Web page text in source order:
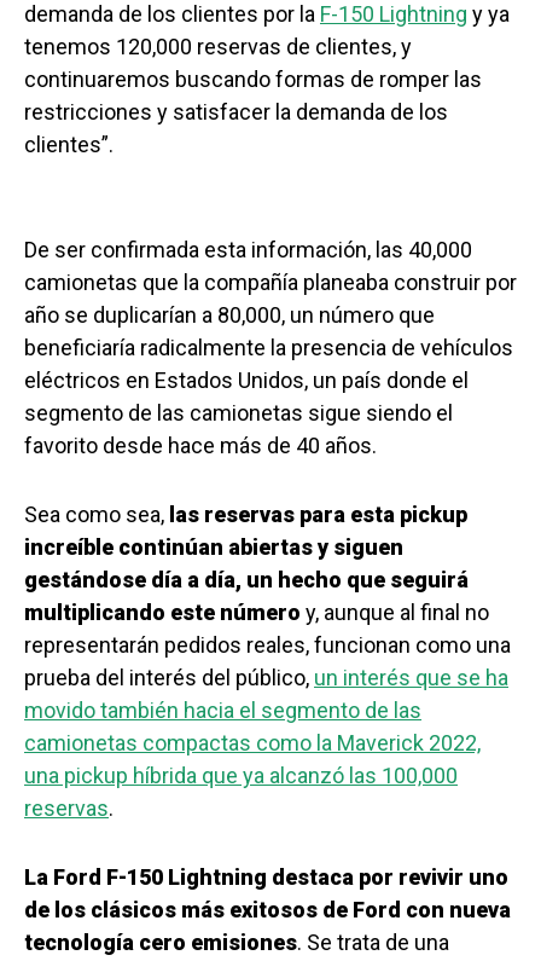
demanda de los clientes por la F-150 Lightning y ya
tenemos 120,000 reservas de clientes, y
continuaremos buscando formas de romper las
restricciones y satisfacer la demanda de los
clientes”.
De ser confirmada esta información, las 40,000
camionetas que la compañía planeaba construir por
año se duplicarían a 80,000, un número que
beneficiaría radicalmente la presencia de vehículos
eléctricos en Estados Unidos, un país donde el
segmento de las camionetas sigue siendo el
favorito desde hace más de 40 años.
Sea como sea, las reservas para esta pickup
increíble continúan abiertas y siguen
gestándose día a día, un hecho que seguirá
multiplicando este número y, aunque al final no
representarán pedidos reales, funcionan como una
prueba del interés del público, un interés que se ha
movido también hacia el segmento de las
camionetas compactas como la Maverick 2022,
una pickup híbrida que ya alcanzó las 100,000
reservas.
La Ford F-150 Lightning destaca por revivir uno
de los clásicos más exitosos de Ford con nueva
tecnología cero emisiones. Se trata de una